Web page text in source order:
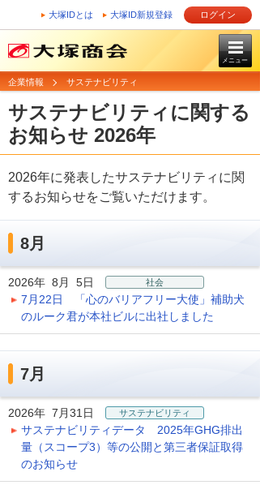
大塚IDとは 大塚ID新規登録 ログイン
メニュー
企業情報 サステナビリティ
サステナビリティに関する
お知らせ 2026年
2026年に発表したサステナビリティに関
するお知らせをご覧いただけます。
8月
2026年 8月 5日 社会
7月22日 「心のバリアフリー大使」補助犬
のルーク君が本社ビルに出社しました
7月
2026年 7月31日 サステナビリティ
サステナビリティデータ 2025年GHG排出
量（スコープ3）等の公開と第三者保証取得
のお知らせ